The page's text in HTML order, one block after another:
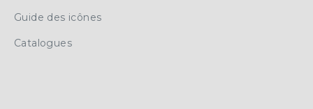
Guide des icônes
Catalogues